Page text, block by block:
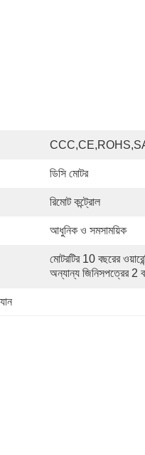
ডিসি মোটর
রিমোট কন্ট্রোল
আধুনিক ও সমসাময়িক
মোটরটির 10 বছরের
অন্যান্য জিনিসপত্রের 2